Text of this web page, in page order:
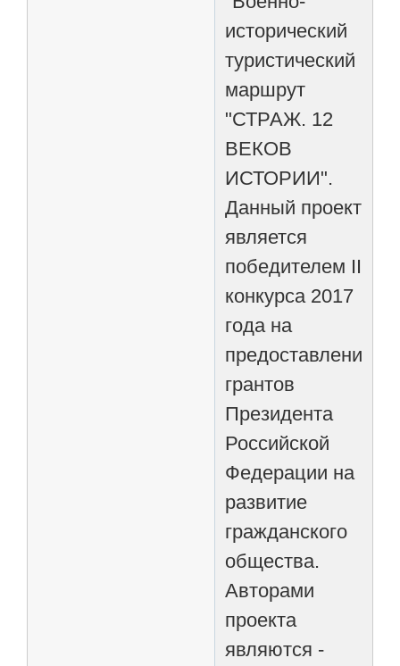
исторический
туристический
маршрут
"СТРАЖ. 12
ВЕКОВ
ИСТОРИИ".
Данный проект
является
победителем II
конкурса 2017
года на
предоставление
грантов
Президента
Российской
Федерации на
развитие
гражданского
общества.
Авторами
проекта
являются -